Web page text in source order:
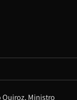
Quiroz Ministro